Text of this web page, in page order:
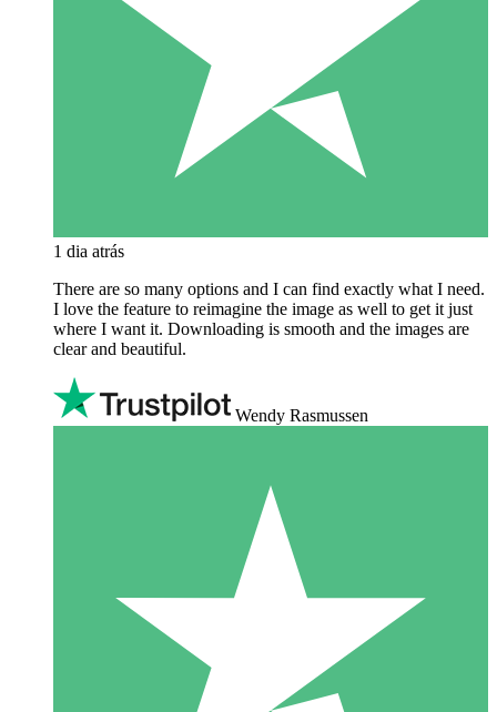
1 dia atrás
There are so many options and I can find exactly what I need.
I love the feature to reimagine the image as well to get it just
where I want it. Downloading is smooth and the images are
clear and beautiful.
Wendy Rasmussen